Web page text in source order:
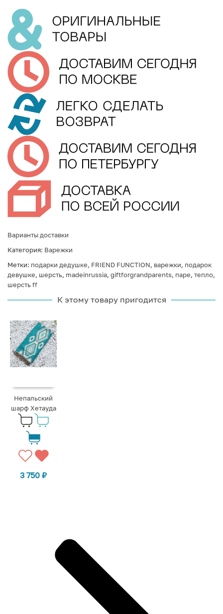
Варианты доставки
Категория: Варежки
Метки: подарки дедушке, FRIEND FUNCTION, варежки, подарок
девушке, шерсть, madeinrussia, giftforgrandparents, паре, тепло,
шерсть ff
К этому товару пригодится
Непальский
шарф Хетауда
3 750₽